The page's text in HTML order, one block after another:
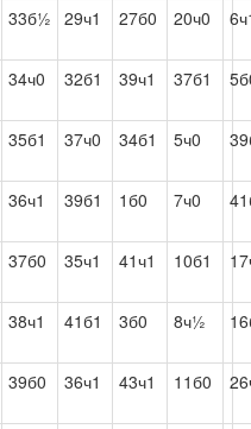
33б½ 29ч1 27б0 20ч0
34ч0 32б1 39ч1 37б1
35б1 37ч0 34б1 5ч0
36ч1 39б1 1б0 7ч0
37б0 35ч1 41ч1 10б1
38ч1 41б1 3б0 8ч½
39б0 36ч1 43ч1 11б0